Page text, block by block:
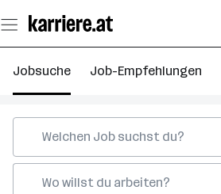
Seiteninhalt
springen
Jobsuche Job-Empfehlungen